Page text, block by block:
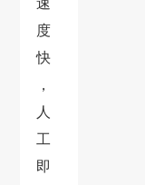
速
度
快
，
人
工
即